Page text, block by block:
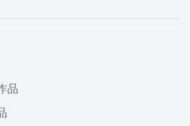
品